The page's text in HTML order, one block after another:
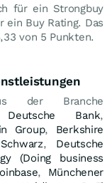
für ein Strongbuy
ein Buy Rating. Das
von 5 Punkten.
der Branche
Deutsche Bank,
Group, Berkshire
, Deutsche
(Doing business
, Münchener